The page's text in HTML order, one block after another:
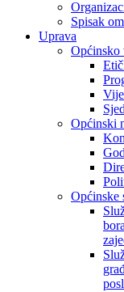
Spisak
Uprava
Općinsko
Općinski
Općinske